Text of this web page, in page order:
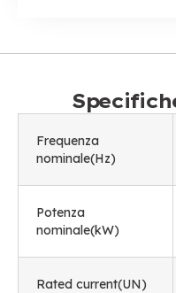
Frequenza
nominale(Hz)
Potenza
nominale(kW)
Rated current(UN)